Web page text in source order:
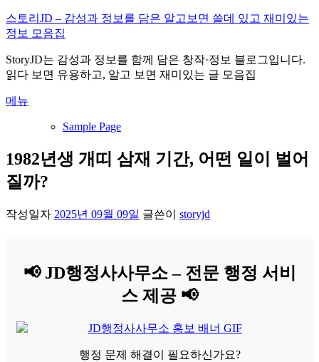
내
용
로
바
가
스토리JD – 감성과 정보를 담은 알고보면 쓸데 있고 재미있는
정보 모음집
StoryJD는 감성과 정보를 함께 담은 창작·정보 블로그입니다.
읽다 보면 유용하고, 알고 보면 재미있는 글 모음집
메뉴
Sample Page
1982년생 개띠 삼재 기간, 어떤 일이 벌어
질까?
작성일자 2025년 09월 09일 글쓴이 storyjd
📢 JD행정사사무소 – 전문 행정 서비
스 제공 📢
행정 문제 해결이 필요하신가요?